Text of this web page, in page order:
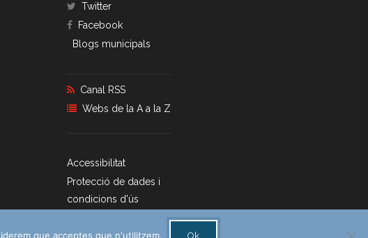
que acceptes que n'utilitzem. Ok
Twitter
Facebook
Blogs municipals
Canal RSS
Webs de la A a la Z
Accessibilitat
Protecció de dades i
condicions d'ús